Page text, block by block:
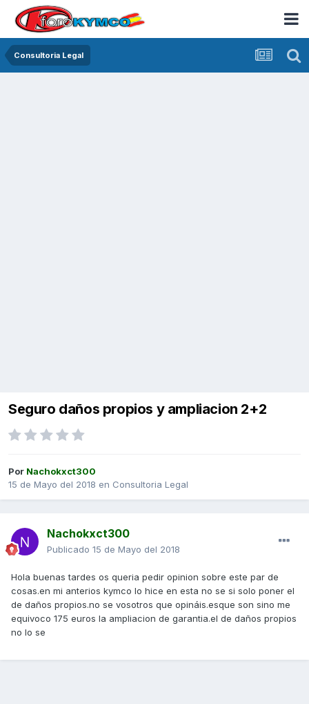
Consultoria Legal
Seguro daños propios y ampliacion 2+2
Por Nachokxct300
15 de Mayo del 2018 en Consultoria Legal
Nachokxct300
Publicado 15 de Mayo del 2018
Hola buenas tardes os queria pedir opinion sobre este par de
cosas.en mi anterios kymco lo hice en esta no se si solo poner el
de daños propios.no se vosotros que opináis.esque son sino me
equivoco 175 euros la ampliacion de garantia.el de daños propios
no lo se